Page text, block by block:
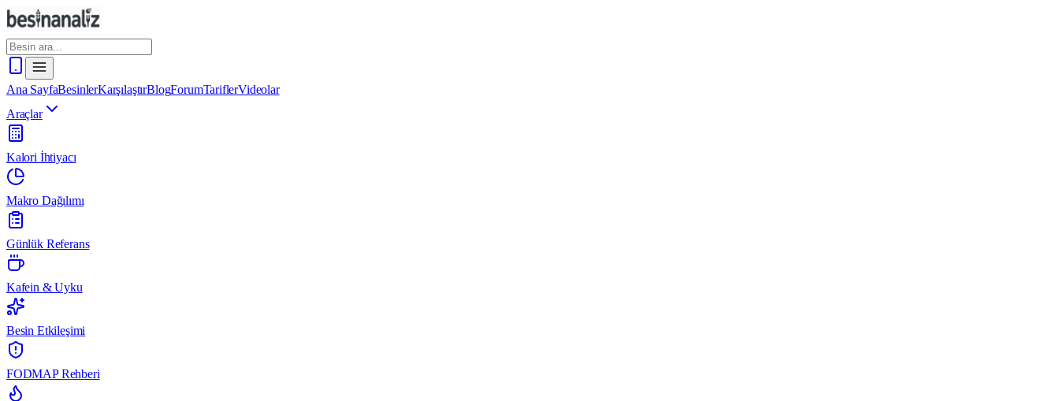
Ana SayfaBesinlerKarşılaştırBlogForumTariflerVideolar
Araçlar
Kalori İhtiyacı
Makro Dağılımı
Günlük Referans
Kafein & Uyku
Besin Etkileşimi
FODMAP Rehberi